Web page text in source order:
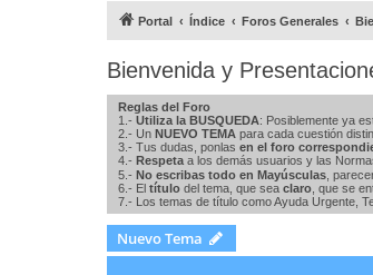
Portal Índice Foros Generales
Bienvenida y
Reglas del Foro
1.- Utiliza la BUSQUEDA: Posiblemente ya
2.- Un NUEVO TEMA para cada cuestión
3.- Tus dudas, ponlas en el foro
4.- Respeta a los demás usuarios y las
5.- No escribas todo en Mayúsculas ,
6.- El título del tema, que sea claro , que se
7.- Los temas de título como Ayuda Urgente,
Nuevo Tema